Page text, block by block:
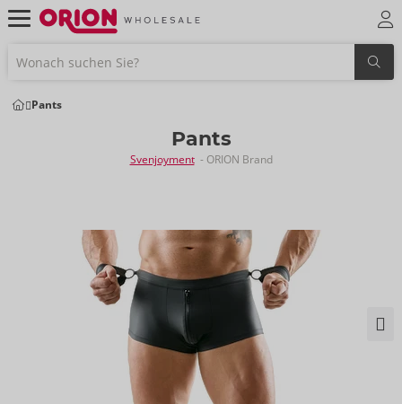
Pants
Pants
Svenjoyment - ORION Brand